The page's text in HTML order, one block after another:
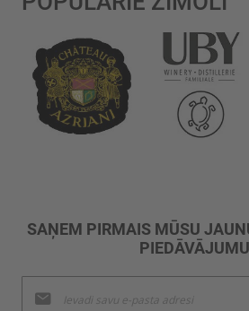
SAŅEM PIRMAIS MŪSU
jaunumu